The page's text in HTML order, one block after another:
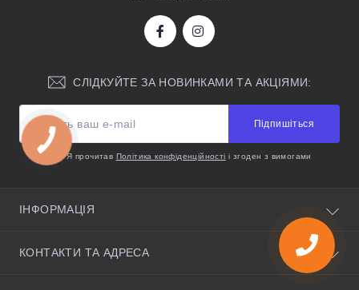
СЛІДКУЙТЕ ЗА НОВИНКАМИ ТА АКЦІЯМИ:
Підпишіться
Я прочитав Політика конфіденційності і згоден з вимогами
ІНФОРМАЦІЯ
Корисні поради
КОНТАКТИ ТА АДРЕСА